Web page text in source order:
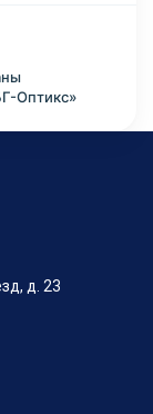
Оптикс»
д. 23